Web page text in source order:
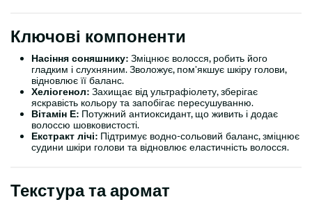
Ключові компоненти
Насіння соняшнику: Зміцнює волосся, робить його
гладким і слухняним. Зволожує, пом’якшує шкіру голови,
відновлює її баланс.
Хеліогенол: Захищає від ультрафіолету, зберігає
яскравість кольору та запобігає пересушуванню.
Вітамін Е: Потужний антиоксидант, що живить і додає
волоссю шовковистості.
Екстракт лічі: Підтримує водно-сольовий баланс, зміцнює
судини шкіри голови та відновлює еластичність волосся.
Текстура та аромат